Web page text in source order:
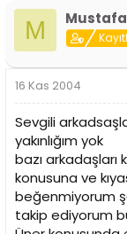
M Mustafa
16 Kas 2004
Sevgili
yakınlığım yok
bazı arkadaşları
konusuna ve
beğenmiyorum
takip ediyorum